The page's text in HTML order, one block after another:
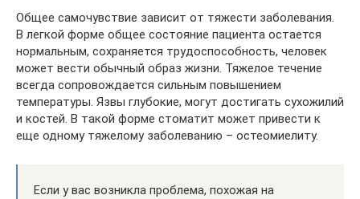
Общее самочувствие зависит от тяжести заболевания.
В легкой форме общее состояние пациента остается
нормальным, сохраняется трудоспособность, человек
может вести обычный образ жизни. Тяжелое течение
всегда сопровождается сильным повышением
температуры. Язвы глубокие, могут достигать сухожилий
и костей. В такой форме стоматит может привести к
еще одному тяжелому заболеванию – остеомиелиту.
Если у вас возникла проблема, похожая на